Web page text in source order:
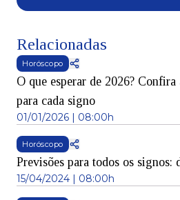
Relacionadas
Horóscopo
O que esperar de 2026?
para cada signo
01/01/2026 | 08:00h
Horóscopo
Previsões para todos os signos:
15/04/2024 | 08:00h